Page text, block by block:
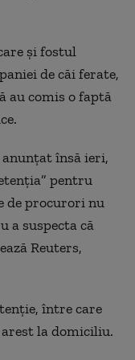
şi fostul
de căi ferate,
au comis o faptă
însă ieri,
pentru
de procurori nu
a suspecta că
Reuters,
între care
la domiciliu.